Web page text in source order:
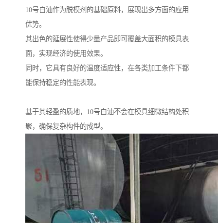
10号白油作为脱模剂的基础原料，展现出多方面的应用
优势。
其出色的延展性使得少量产品即可覆盖大面积的模具表
面，实现经济的使用效果。
同时，它具有良好的温度适应性，在各类加工条件下都
能保持稳定的性能表现。
基于其轻盈的质地，10号白油不会在模具细微结构处积
聚，确保复杂构件的成型。